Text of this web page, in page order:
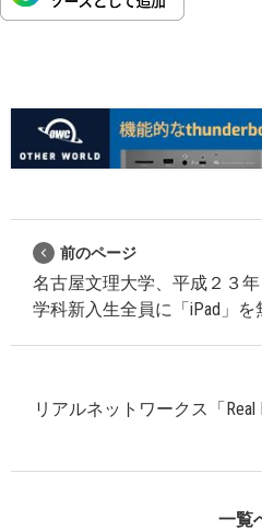
前のページ
名古屋文理大学、平成２３
学科新入生全員に「iPad」
リアルネットワークス「Real
一覧